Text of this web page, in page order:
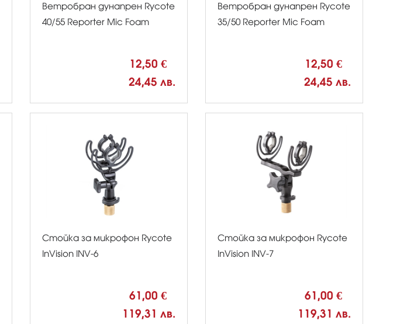
Ветробран дунапрен Rycote
40/55 Reporter Mic Foam
12,50 €
24,45 лв.
Ветробран дунапрен Rycote
35/50 Reporter Mic Foam
12,50 €
24,45 лв.
Стойка за микрофон Rycote
InVision INV-6
61,00 €
119,31 лв.
Стойка за микрофон Rycote
InVision INV-7
61,00 €
119,31 лв.